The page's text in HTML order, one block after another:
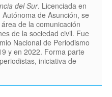
del Sur. Licenciada en
de Asunción, se
de la comunicación
de la sociedad civil. Fue
Nacional de Periodismo
y en 2022. Forma parte
iniciativa de